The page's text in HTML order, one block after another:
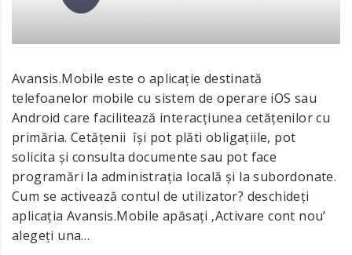
Avansis.Mobile este o aplicație destinată
telefoanelor mobile cu sistem de operare iOS sau
Android care facilitează interacțiunea cetățenilor cu
primăria. Cetățenii își pot plăti obligațiile, pot
solicita și consulta documente sau pot face
programări la administrația locală și la subordonate.
Cum se activează contul de utilizator? deschideți
aplicația Avansis.Mobile apăsați ‚Activare cont nou’
alegeți una…